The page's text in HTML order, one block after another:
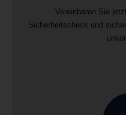
Vereinbaren Sie
Sicherheitscheck und